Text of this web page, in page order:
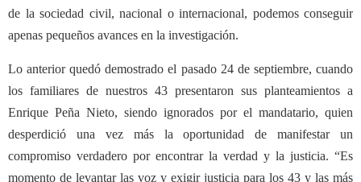
de la sociedad civil, nacional o internacional, podemos conseguir
apenas pequeños avances en la investigación.
Lo anterior quedó demostrado el pasado 24 de septiembre, cuando
los familiares de nuestros 43 presentaron sus planteamientos a
Enrique Peña Nieto, siendo ignorados por el mandatario, quien
desperdició una vez más la oportunidad de manifestar un
compromiso verdadero por encontrar la verdad y la justicia. “Es
momento de levantar las voz y exigir justicia para los 43 y las más